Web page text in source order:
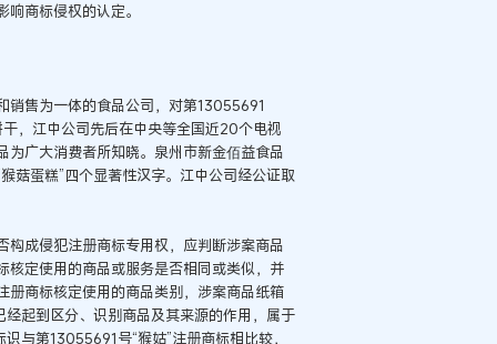
商标侵权的认定。
销售为一体的食品公司，对第13055691
，江中公司先后在中央等全国近20个电视
广大消费者所知晓。泉州市新金佰益食品
菇蛋糕”四个显著性汉字。江中公司经公证取
成侵犯注册商标专用权，应判断涉案商品
核定使用的商品或服务是否相同或类似，并
册商标核定使用的商品类别，涉案商品纸箱
起到区分、识别商品及其来源的作用，属于
与第13055691号“猴姑”注册商标相比较，